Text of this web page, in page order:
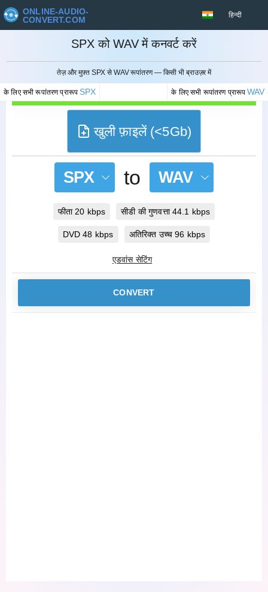
ONLINE-AUDIO-
CONVERT.COM
हिन्दी
SPX को WAV में कनवर्ट करें
तेज़ और मुफ़्त SPX से WAV रूपांतरण — किसी भी ब्राउज़र में
के लिए सभी रूपांतरण प्रारूप SPX के लिए सभी रूपांतरण प्रारूपWAV
रद्द करना
खुली फ़ाइलें (<5Gb)
SPX to WAV
फीता 20 kbps सीडी की गुणवत्ता 44.1 kbps
DVD 48 kbps अतिरिक्त उच्च 96 kbps
एडवांस सेटिंग
CONVERT